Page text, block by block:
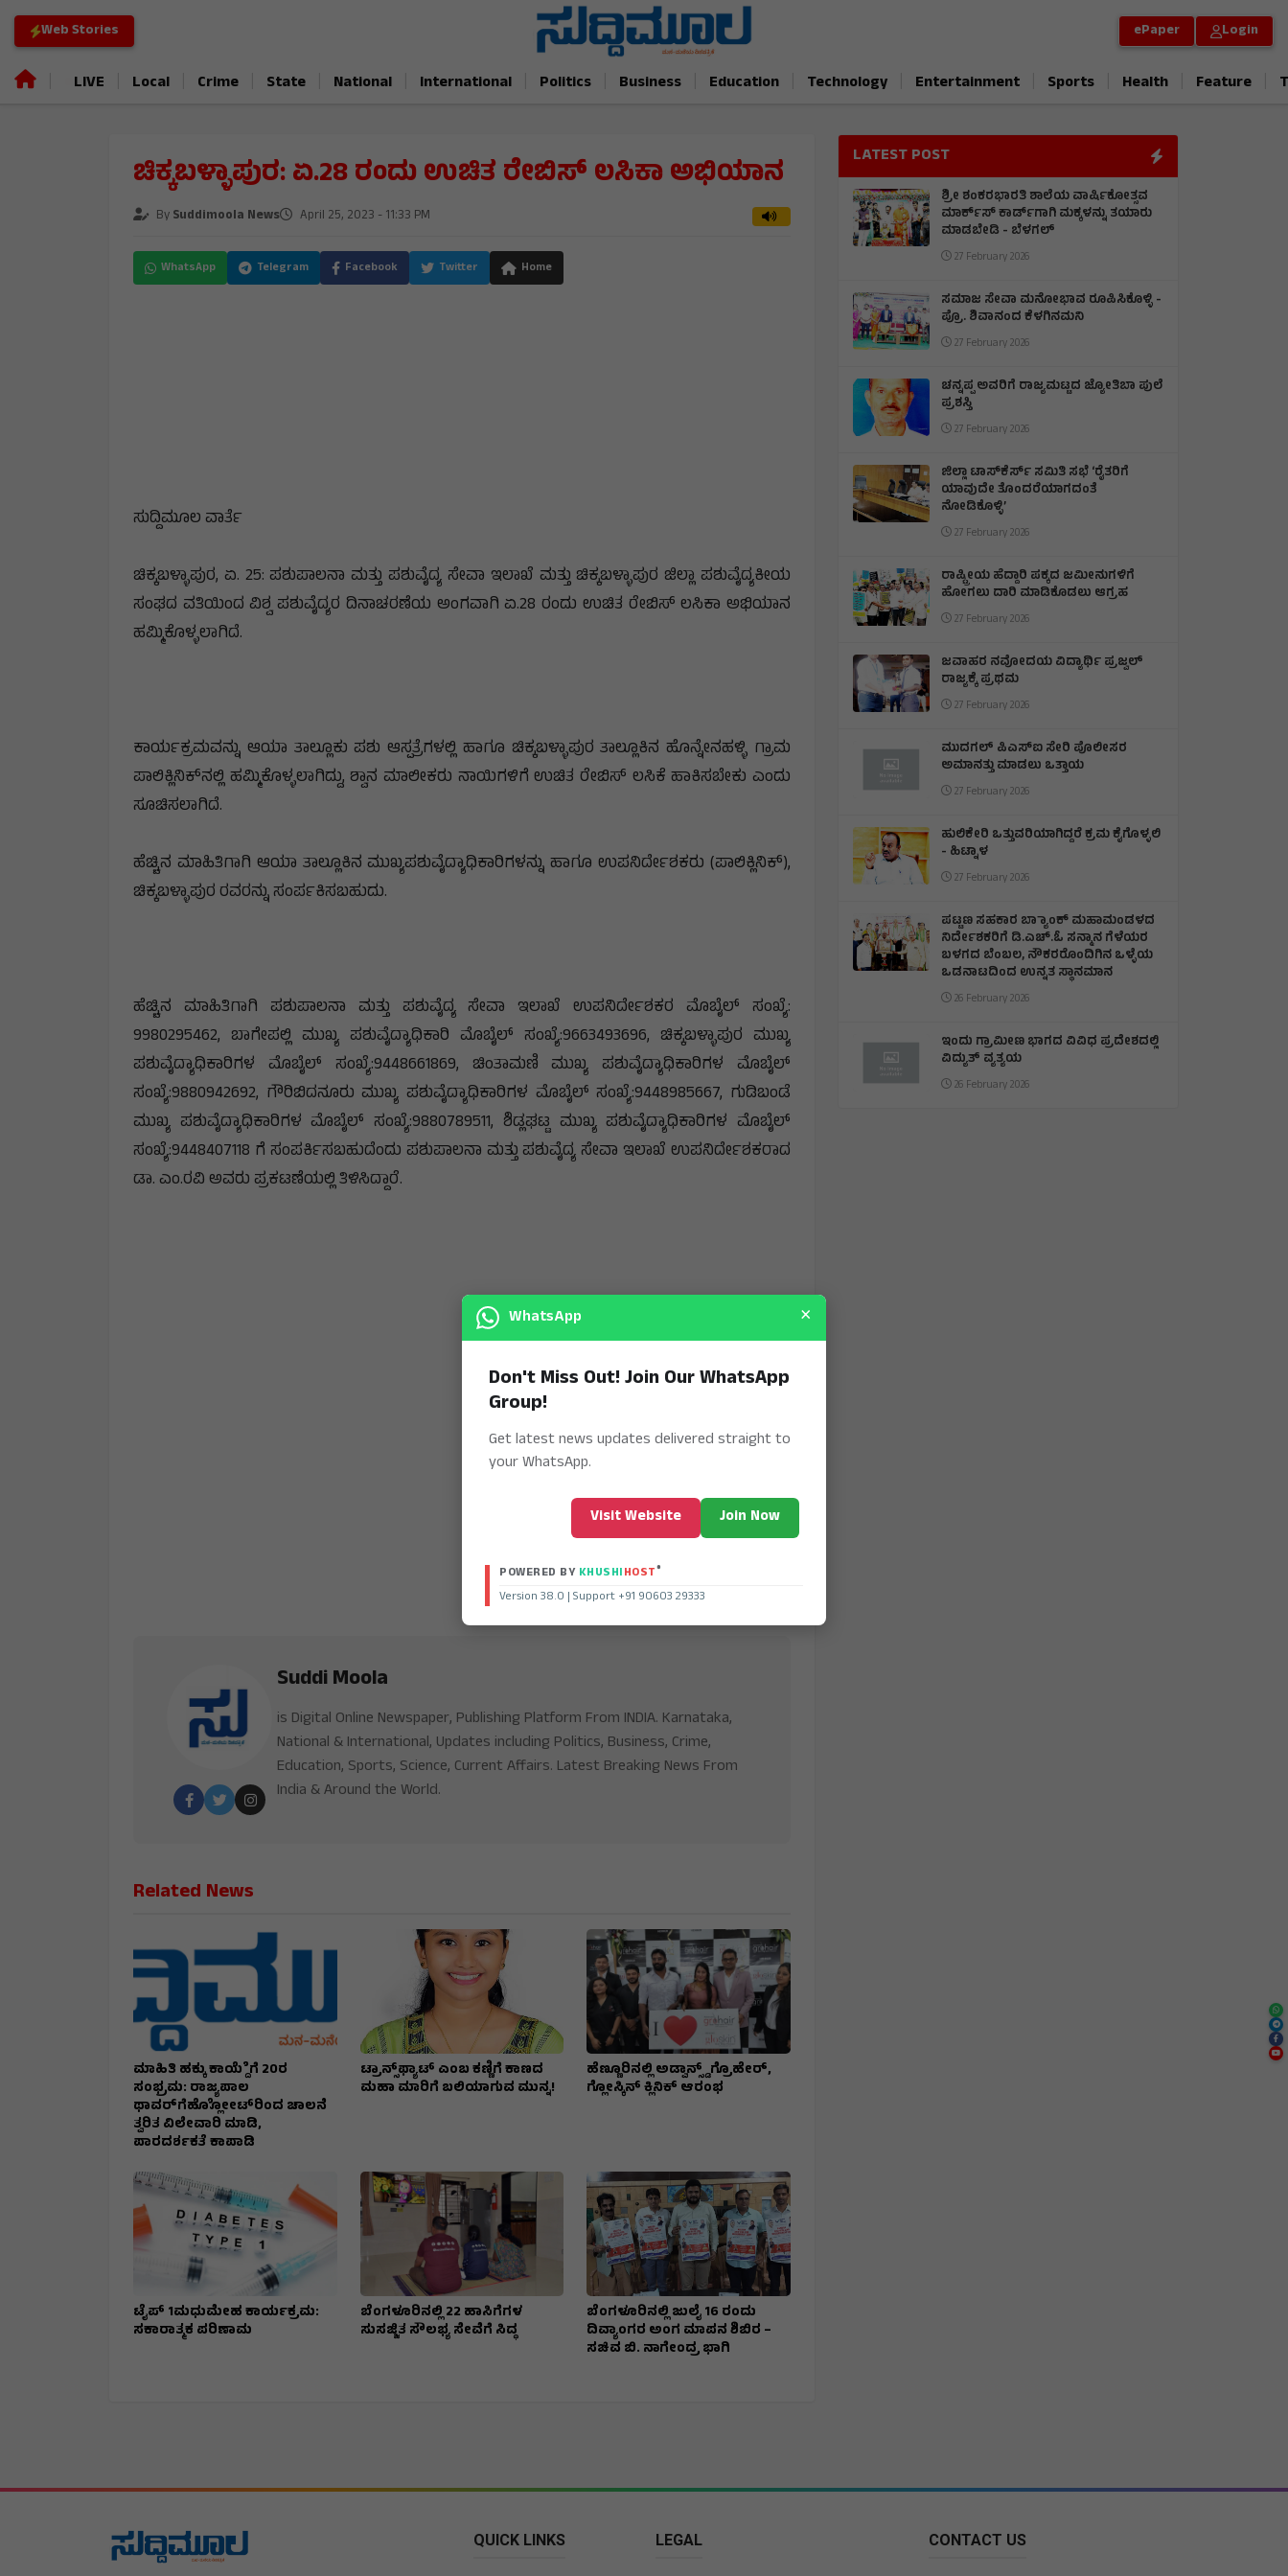
Web Stories ePaper Login
LIVE Local Crime State National International Politics Business Education Technology Entertainment Sports Health Feature
ಚಿಕ್ಕಬಳ್ಳಾಪುರ: ಏ.28 ರಂದು ಉಚಿತ ರೇಬಿಸ್ ಲಸಿಕಾ ಅಭಿಯಾನ
BySuddimoola News April 25, 2023 - 11:33 PM
WhatsApp Telegram Facebook Twitter Home
ಸುದ್ದಿಮೂಲ ವಾರ್ತೆ
ಚಿಕ್ಕಬಳ್ಳಾಪುರ, ಏ. 25: ಪಶುಪಾಲನಾ ಮತ್ತು ಪಶುವೈದ್ಯ ಸೇವಾ ಇಲಾಖೆ ಮತ್ತು ಚಿಕ್ಕಬಳ್ಳಾಪುರ ಜಿಲ್ಲಾ ಪಶುವೈದ್ಯಕೀಯ
ಸಂಘದ ವತಿಯಿಂದ ವಿಶ್ವ ಪಶುವೈದ್ಯರ ದಿನಾಚರಣೆಯ ಅಂಗವಾಗಿ ಏ.28 ರಂದು ಉಚಿತ ರೇಬಿಸ್ ಲಸಿಕಾ ಅಭಿಯಾನ
ಹಮ್ಮಿಕೊಳ್ಳಲಾಗಿದೆ.
ಕಾರ್ಯಕ್ರಮವನ್ನು ಆಯಾ ತಾಲ್ಲೂಕು ಪಶು ಆಸ್ಪತ್ರೆಗಳಲ್ಲಿ ಹಾಗೂ ಚಿಕ್ಕಬಳ್ಳಾಪುರ ತಾಲ್ಲೂಕಿನ ಹೊನ್ನೇನಹಳ್ಳಿ ಗ್ರಾಮ
ಪಾಲಿಕ್ಲಿನಿಕ್‌ನಲ್ಲಿ ಹಮ್ಮಿಕೊಳ್ಳಲಾಗಿದ್ದು, ಶ್ವಾನ ಮಾಲೀಕರು ನಾಯಿಗಳಿಗೆ ಉಚಿತ ರೇಬಿಸ್ ಲಸಿಕೆ ಹಾಕಿಸಬೇಕು ಎಂದು
ಸೂಚಿಸಲಾಗಿದೆ.
ಹೆಚ್ಚಿನ ಮಾಹಿತಿಗಾಗಿ ಆಯಾ ತಾಲ್ಲೂಕಿನ ಮುಖ್ಯಪಶುವೈದ್ಯಾಧಿಕಾರಿಗಳನ್ನು ಹಾಗೂ ಉಪನಿರ್ದೇಶಕರು (ಪಾಲಿಕ್ಲಿನಿಕ್),
ಚಿಕ್ಕಬಳ್ಳಾಪುರ ರವರನ್ನು ಸಂರ್ಪಕಿಸಬಹುದು.
ಹೆಚ್ಚಿನ ಮಾಹಿತಿಗಾಗಿ ಪಶುಪಾಲನಾ ಮತ್ತು ಪಶುವೈದ್ಯ ಸೇವಾ ಇಲಾಖೆ ಉಪನಿರ್ದೇಶಕರ ಮೊಬೈಲ್ ಸಂಖ್ಯೆ:
9980295462, ಬಾಗೇಪಲ್ಲಿ ಮುಖ್ಯ ಪಶುವೈದ್ಯಾಧಿಕಾರಿ ಮೊಬೈಲ್ ಸಂಖ್ಯೆ:9663493696, ಚಿಕ್ಕಬಳ್ಳಾಪುರ ಮುಖ್ಯ
ಪಶುವೈದ್ಯಾಧಿಕಾರಿಗಳ ಮೊಬೈಲ್ ಸಂಖ್ಯೆ:9448661869, ಚಿಂತಾಮಣಿ ಮುಖ್ಯ ಪಶುವೈದ್ಯಾಧಿಕಾರಿಗಳ ಮೊಬೈಲ್
ಸಂಖ್ಯೆ:9880942692, ಗೌರಿಬಿದನೂರು ಮುಖ್ಯ ಪಶುವೈದ್ಯಾಧಿಕಾರಿಗಳ ಮೊಬೈಲ್ ಸಂಖ್ಯೆ:9448985667, ಗುಡಿಬಂಡೆ
ಮುಖ್ಯ ಪಶುವೈದ್ಯಾಧಿಕಾರಿಗಳ ಮೊಬೈಲ್ ಸಂಖ್ಯೆ:9880789511, ಶಿಡ್ಲಘಟ್ಟ ಮುಖ್ಯ ಪಶುವೈದ್ಯಾಧಿಕಾರಿಗಳ ಮೊಬೈಲ್
ಸಂಖ್ಯೆ:9448407118 ಗೆ ಸಂಪರ್ಕಿಸಬಹುದೆಂದು ಪಶುಪಾಲನಾ ಮತ್ತು ಪಶುವೈದ್ಯ ಸೇವಾ ಇಲಾಖೆ ಉಪನಿರ್ದೇಶಕರಾದ
ಡಾ. ಎಂ.ರವಿ ಅವರು ಪ್ರಕಟಣೆಯಲ್ಲಿ ತಿಳಿಸಿದ್ದಾರೆ.
Suddi Moola
is Digital Online Newspaper, Publishing Platform From INDIA. Karnataka,
National & International, Updates including Politics, Business, Crime,
Education, Sports, Science, Current Affairs. Latest Breaking News From
India & Around the World.
Related News
ಮಾಹಿತಿ ಹಕ್ಕು ಕಾಯ್ದೆೆಗೆ 20ರ
ಸಂಭ್ರಮ: ರಾಜ್ಯಪಾಲ
ಥಾವರ್‌ಗೆಹ್ಲೋೋಟ್‌ರಿಂದ ಚಾಲನೆ
ತ್ವರಿತ ವಿಲೇವಾರಿ ಮಾಡಿ,
ಪಾರದರ್ಶಕತೆ ಕಾಪಾಡಿ
ಟ್ರಾನ್ಸ್‌ಫ್ಯಾಟ್‌ ಎಂಬ ಕಣ್ಣಿಗೆ ಕಾಣದ
ಮಹಾ ಮಾರಿಗೆ ಬಲಿಯಾಗುವ ಮುನ್ನ!
ಹೆಣ್ಣೂರಿನಲ್ಲಿ ಅಡ್ವಾನ್ಸ್ಡ್ ಗ್ರೊಹೇರ್,
ಗ್ಲೋಸ್ಕಿನ್ ಕ್ಲಿನಿಕ್ ಆರಂಭ
ಟೈಪ್ 1ಮಧುಮೇಹ ಕಾರ್ಯಕ್ರಮ:
ಸಕಾರಾತ್ಮಕ ಪರಿಣಾಮ
ಬೆಂಗಳೂರಿನಲ್ಲಿ 22 ಹಾಸಿಗೆಗಳ
ಸುಸಜ್ಜಿತ ಸೌಲಭ್ಯ ಸೇವೆಗೆ ಸಿದ್ಧ
ಬೆಂಗಳೂರಿನಲ್ಲಿ ಜುಲೈ 16 ರಂದು
ದಿವ್ಯಾಂಗರ ಅಂಗ ಮಾಪನ ಶಿಬಿರ –
ಸಚಿವ ಬಿ. ನಾಗೇಂದ್ರ ಭಾಗಿ
LATEST POST
ಶ್ರೀ ಶಂಕರಭಾರತಿ ಶಾಲೆಯ ವಾರ್ಷಿಕೋತ್ಸವ
ಮಾರ್ಕ್‌ಸ್‌ ಕಾರ್ಡ್‌ಗಾಗಿ ಮಕ್ಕಳನ್ನು ತಯಾರು
ಮಾಡಬೇಡಿ - ಬೆಳಗಲ್
27 February 2026
ಸಮಾಜ ಸೇವಾ ಮನೋಭಾವ ರೂಪಿಸಿಕೊಳ್ಳಿ -
ಪ್ರೊ. ಶಿವಾನಂದ ಕೆಳಗಿನಮನಿ
27 February 2026
ಚನ್ನಪ್ಪ ಅವರಿಗೆ ರಾಜ್ಯಮಟ್ಟದ ಜ್ಯೋತಿಬಾ ಪುಲೆ
ಪ್ರಶಸ್ತಿ
27 February 2026
ಜಿಲ್ಲಾ ಟಾಸ್‌‌ಕೆರ್ಸ್ ಸಮಿತಿ ಸಭೆ ‘ರೈತರಿಗೆ
ಯಾವುದೇ ತೊಂದರೆಯಾಗದಂತೆ
ನೋಡಿಕೊಳ್ಳಿ’
27 February 2026
ರಾಷ್ಟ್ರೀಯ ಹೆದ್ದಾರಿ ಪಕ್ಕದ ಜಮೀನುಗಳಿಗೆ
ಹೋಗಲು ದಾರಿ ಮಾಡಿಕೊಡಲು ಆಗ್ರಹ
27 February 2026
ಜವಾಹರ ನವೋದಯ ವಿದ್ಯಾರ್ಥಿ ಪ್ರಜ್ವಲ್
ರಾಜ್ಯಕ್ಕೆ ಪ್ರಥಮ
27 February 2026
ಮುದಗಲ್ ಪಿಎಸ್‌ಐ ಸೇರಿ ಪೊಲೀಸರ
ಅಮಾನತ್ತು ಮಾಡಲು ಒತ್ತಾಯ
27 February 2026
ಹುಲಿಕೇರಿ ಒತ್ತುವರಿಯಾಗಿದ್ದರೆ ಕ್ರಮ ಕೈಗೊಳ್ಳಲಿ
- ಹಿಟ್ನಾಳ
27 February 2026
ಪಟ್ಟಣ ಸಹಕಾರ ಬ್ಯಾಾಂಕ್ ಮಹಾಮಂಡಳದ
ನಿರ್ದೇಶಕರಿಗೆ ಡಿ.ಎಚ್.ಓ ಸನ್ಮಾನ ಗೆಳೆಯರ
ಬಳಗದ ಬೆಂಬಲ, ನೌಕರರೊಂದಿಗಿನ ಒಳ್ಳೆಯ
ಒಡನಾಟದಿಂದ ಉನ್ನತ ಸ್ಥಾನಮಾನ
26 February 2026
ಇಂದು ಗ್ರಾಮೀಣ ಭಾಗದ ವಿವಿಧ ಪ್ರದೇಶದಲ್ಲಿ
ವಿದ್ಯುತ್ ವ್ಯತ್ಯಯ
26 February 2026
QUICK LINKS LEGAL CONTACT US
WhatsApp ×
Don't Miss Out! Join Our WhatsApp
Group!
Get latest news updates delivered straight to
your WhatsApp.
Visit Website Join Now
POWERED BY KHUSHIHOST®
Version 38.0 | Support +91 90603 29333